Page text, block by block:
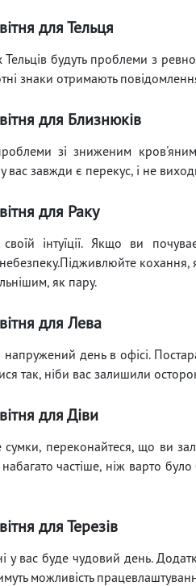
для Тельця
Тельців будуть проблеми з
знаки отримають
для Близнюків
зі зниженим
завжди є перекус, і не
для Раку
інтуїції. Якщо ви
кохання,
як пару.
для Лева
день в офісі.
так, ніби вас залишили
для Діви
сумки, переконайтеся, що ви
частіше, ніж варто
для Терезів
у вас буде чудовий день.
можливість